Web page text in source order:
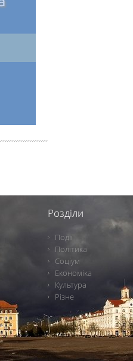
Розділи
Події
Політика
Соціум
Економіка
Культура
Різне